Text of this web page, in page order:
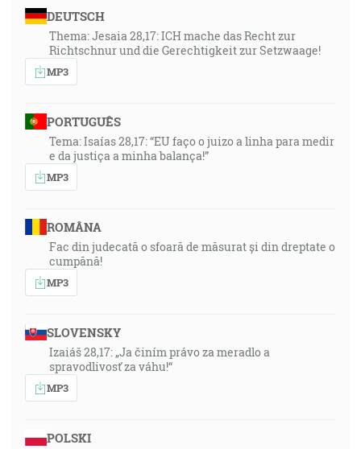
DEUTSCH
Thema: Jesaia 28,17: ICH mache das Recht zur
Richtschnur und die Gerechtigkeit zur Setzwaage!
MP3
PORTUGUÊS
Tema: Isaías 28,17: “EU faço o juizo a linha para medir
e da justiça a minha balança!”
MP3
ROMÂNA
Fac din judecată o sfoară de măsurat și din dreptate o
cumpănă!
MP3
SLOVENSKY
Izaiáš 28,17: „Ja činím právo za meradlo a
spravodlivosť za váhu!“
MP3
POLSKI